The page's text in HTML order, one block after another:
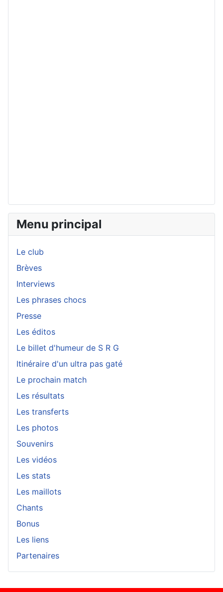
Menu principal
Le club
Brèves
Interviews
Les phrases chocs
Presse
Les éditos
Le billet d'humeur de S R G
Itinéraire d'un ultra pas gaté
Le prochain match
Les résultats
Les transferts
Les photos
Souvenirs
Les vidéos
Les stats
Les maillots
Chants
Bonus
Les liens
Partenaires